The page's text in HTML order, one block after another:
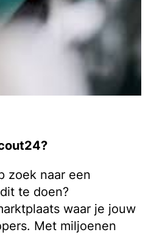
zoek naar een
te doen?
waar je jouw
Met miljoenen